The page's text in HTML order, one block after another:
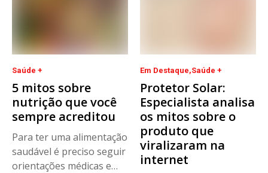
Saúde +
5 mitos sobre
nutrição que você
sempre acreditou
Para ter uma alimentação
saudável é preciso seguir
orientações médicas e
Em Destaque Saúde +
Protetor Solar:
Especialista analisa
os mitos sobre o
produto que
viralizaram na
internet